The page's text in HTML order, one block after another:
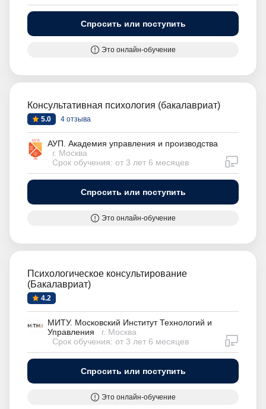
Спросить или поступить
Это онлайн-обучение
Консультативная психология (бакалавриат)
5.0 4 отзыва
АУП. Академия управления и производства
г. Москва
Срок обучения: от 3 лет 6 месяцев
Спросить или поступить
Это онлайн-обучение
Психологическое консультирование
(Бакалавриат)
4.2
МИТУ. Московский Институт Технологий и
Управления
г. Москва
Срок обучения: от 3 лет 6 месяцев
Спросить или поступить
Это онлайн-обучение